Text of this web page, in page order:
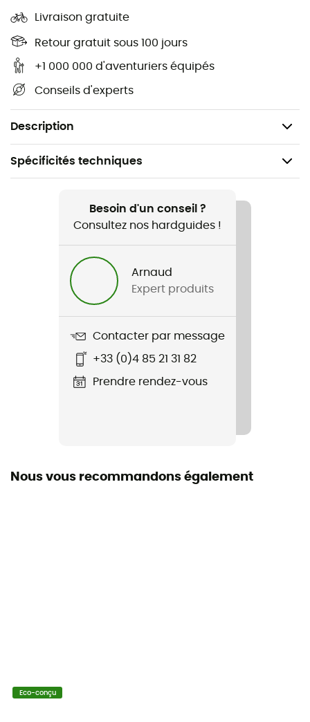
Livraison gratuite
Retour gratuit sous 100 jours
+1 000 000 d'aventuriers équipés
Conseils d'experts
Description
Manches : longues
Épaisseur : 5/4 mm
Composition 80 % néoprène, 10 % nylon, 10 %
polyester
Spécificités techniques
Surf / Sports nautiques
Nom du produit
5/4 mm Synergy Chest Zip Hooded
Épaisseur
Besoin d'un conseil ?
Consultez nos hardguides !
Arnaud
Expert produits
Contacter par message
+33 (0)4 85 21 31 82
Prendre rendez-vous
Nous vous recommandons également
Eco-conçu